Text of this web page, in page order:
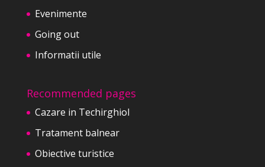
Evenimente
Going out
Informatii utile
Recommended pages
Cazare in Techirghiol
Tratament balnear
Obiective turistice